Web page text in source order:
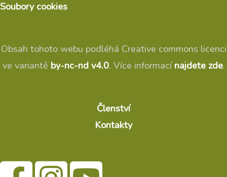
Soubory cookies
Obsah tohoto webu podléhá Creative commons licenci
ve variantě by-nc-nd v4.0. Více informací najdete zde.
Členství
Kontakty